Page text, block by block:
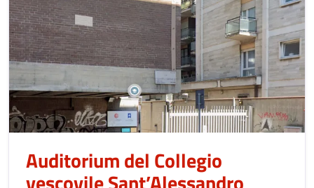
Auditorium del Collegio